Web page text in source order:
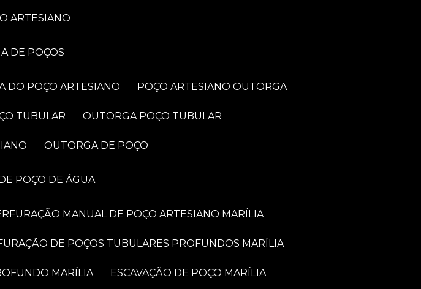
ARTESIANO
DE POÇOS
DO POÇO ARTESIANO POÇO ARTESIANO OUTORGA
TUBULAR OUTORGA POÇO TUBULAR
OUTORGA DE POÇO
POÇO DE ÁGUA
MANUAL DE POÇO ARTESIANO MARÍLIA
DE POÇOS TUBULARES PROFUNDOS MARÍLIA
MARÍLIA ESCAVAÇÃO DE POÇO MARÍLIA